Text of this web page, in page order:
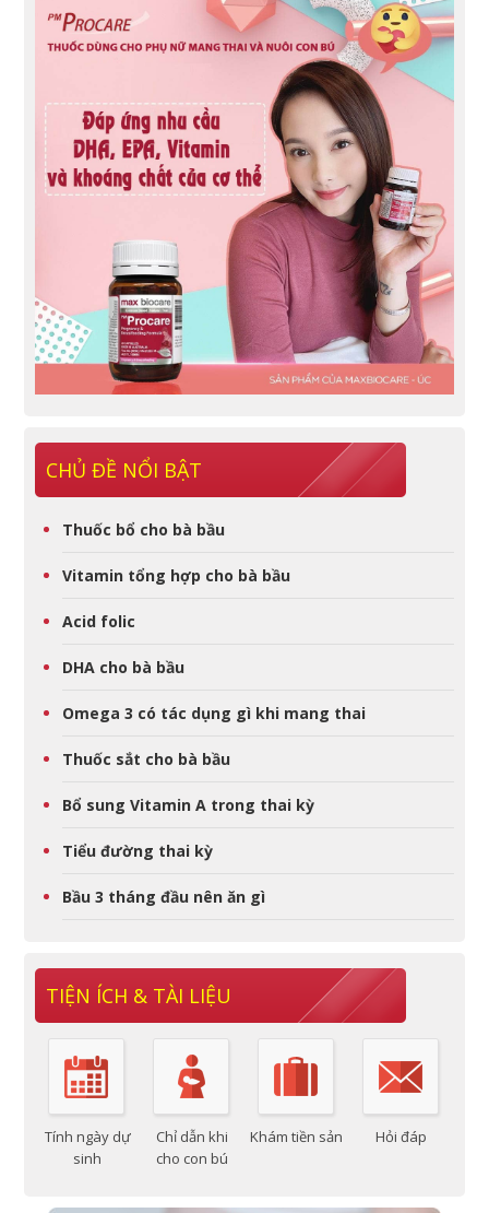
CHỦ ĐỀ NỔI BẬT
Thuốc bổ cho bà bầu
Vitamin tổng hợp cho bà bầu
Acid folic
DHA cho bà bầu
Omega 3 có tác dụng gì khi mang thai
Thuốc sắt cho bà bầu
Bổ sung Vitamin A trong thai kỳ
Tiểu đường thai kỳ
Bầu 3 tháng đầu nên ăn gì
TIỆN ÍCH & TÀI LIỆU
Tính ngày dự
sinh
Chỉ dẫn khi
cho con bú
Khám tiền sản Hỏi đáp